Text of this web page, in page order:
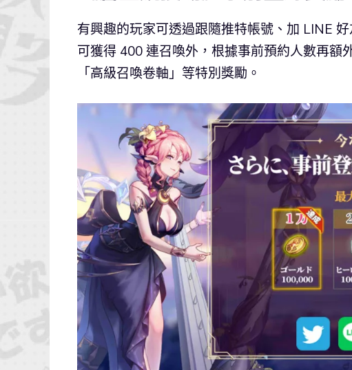
有興趣的玩家可透過跟隨推特帳號、加 LINE
可獲得 400 連召喚外，根據事前預約人數再額
「高級召喚卷軸」等特別獎勵。